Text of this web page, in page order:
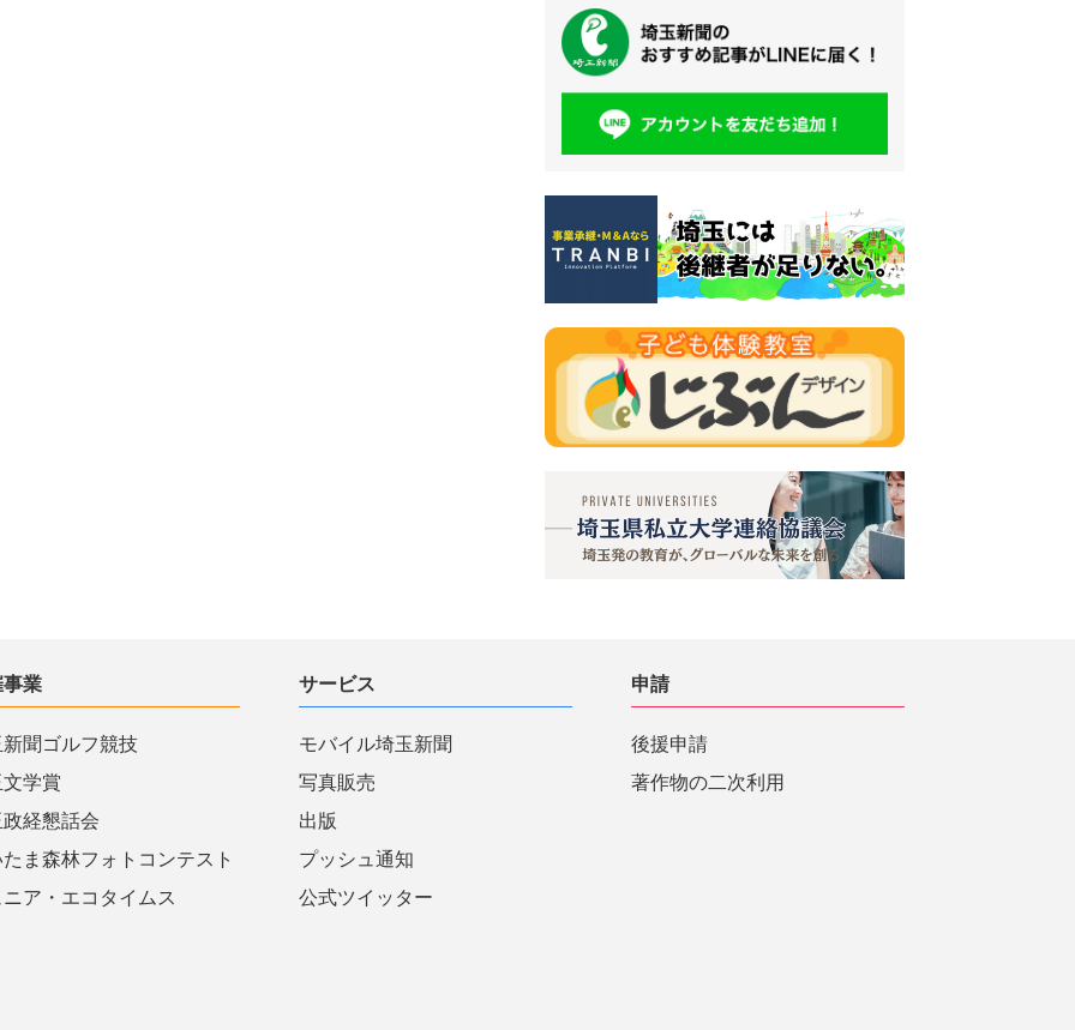
事業
聞ゴルフ競技
学賞
経懇話会
たま森林フォトコンテスト
ニア・エコタイムス
サービス
モバイル埼玉新聞
写真販売
出版
プッシュ通知
公式ツイッター
申請
後援申請
著作物の二次利用